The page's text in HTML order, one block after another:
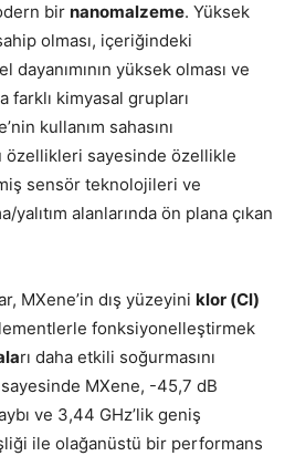
bir nanomalzeme. Yüksek
olması, içeriğindeki
dayanımının yüksek olması ve
farklı kimyasal grupları
kullanım sahasını
özellikleri sayesinde özellikle
sensör teknolojileri ve
alanlarında ön plana çıkan
MXene’in dış yüzeyini klor (Cl)
fonksiyonelleştirmek
rı daha etkili soğurmasını
MXene, -45,7 dB
ve 3,44 GHz’lik geniş
ile olağanüstü bir performans